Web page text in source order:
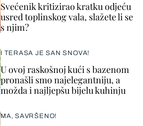
Svećenik kritizirao kratku odjeću
usred toplinskog vala, slažete li se
s njim?
I TERASA JE SAN SNOVA!
U ovoj raskošnoj kući s bazenom
pronašli smo najelegantniju, a
možda i najljepšu bijelu kuhinju
MA, SAVRŠENO!